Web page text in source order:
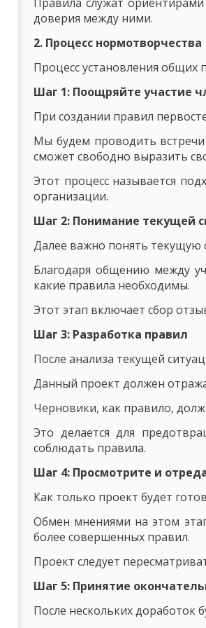
УРОКОВ КОНТРОЛЬ КАК
ПОДГОТОВЛЕННОСТИ УЧАЩИХСЯ
КАК ОБЩЕСТВЕННО-
СОЗНАНИЕ, ПОДСОЗНАНИЕ, НАВЫКИ,
ДИСЦИПЛИНА ПРОЦЕСС
ВОСПИТАНИЯ ОСНОВНЫЕ
КАК СУБЪЕКТ
ВОСПИТАТЕЛЬНОГО ПРОЦЕССА
УЧЕБНОГО ПРОЦЕССА
КЛАССИФИКАЦИЯ ПРИНЦИПОВ
СВЯЗИ С ЖИЗНЬЮ В ВОСПИТАНИИ
ВОСПИТАТЕЛЬНЫХ ВЗАИМООТНОШЕНИЙ
СИСТЕМНОСТИ И КОНКРЕТНОСТИ
ТРЕБОВАТЕЛЬНОСТЬЮ И
И МЕТОДИКИ ИХ ДЕЯТЕЛЬНОСТИ
ПРОБЛЕМА ОСНОВНЫЕ
ВОСПИТАНИЯ ОБЩИЕ ПРИНЦИПЫ
МЕТОДОВ ВОСПИТАНИЯ
СРЕДЫ ВОСПИТАТЕЛЬНЫЕ
СРЕДЫ МЕХАНИЗМ ВОЗДЕЙСТВИЯ
МЕТОДЫ САМОВОСПИТАНИЯ
доверия между ними.
2. Процесс нормотворчества
Процесс установления общих
Шаг 1: Поощряйте участие
При создании правил
Мы будем проводить
сможет свободно выразить
Этот процесс называется
организации.
Шаг 2: Понимание текущей
Далее важно понять
Благодаря общению между
какие правила необходимы.
Этот этап включает сбор
Шаг 3: Разработка правил
После анализа текущей
Данный проект должен
Черновики, как правило,
Это делается для
соблюдать правила.
Шаг 4: Просмотрите и
Как только проект будет
Обмен мнениями на этом
более совершенных правил.
Проект следует
Шаг 5: Принятие
После нескольких доработок